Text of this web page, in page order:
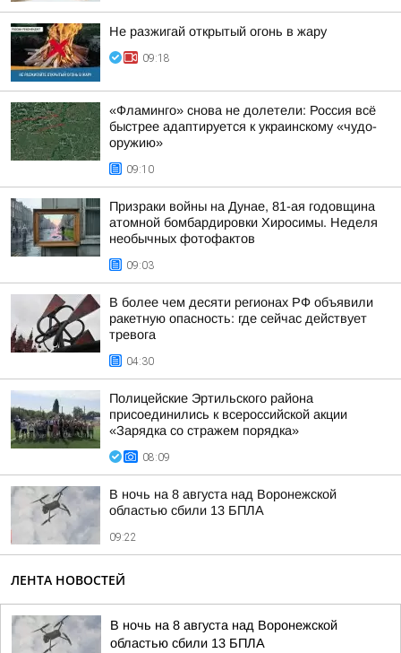
Не разжигай открытый огонь в жару
09:18
«Фламинго» снова не долетели: Россия всё
быстрее адаптируется к украинскому «чудо-
оружию»
09:10
Призраки войны на Дунае, 81-ая годовщина
атомной бомбардировки Хиросимы. Неделя
необычных фотофактов
09:03
В более чем десяти регионах РФ объявили
ракетную опасность: где сейчас действует
тревога
04:30
Полицейские Эртильского района
присоединились к всероссийской акции
«Зарядка со стражем порядка»
08:09
В ночь на 8 августа над Воронежской
областью сбили 13 БПЛА
09:22
ЛЕНТА НОВОСТЕЙ
В ночь на 8 августа над Воронежской
областью сбили 13 БПЛА